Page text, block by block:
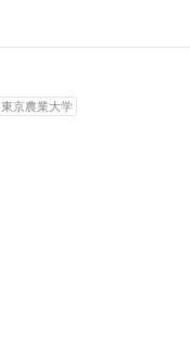
東京農業大学